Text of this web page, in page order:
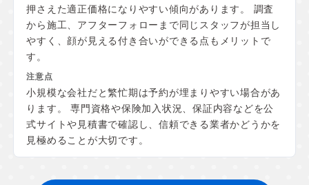
押さえた適正価格になりやすい傾向があります。 調査
から施工、アフターフォローまで同じスタッフが担当し
やすく、顔が見える付き合いができる点もメリットで
す。
小規模な会社だと繁忙期は予約が埋まりやすい場合があ
ります。 専門資格や保険加入状況、保証内容などを公
式サイトや見積書で確認し、信頼できる業者かどうかを
見極めることが大切です。